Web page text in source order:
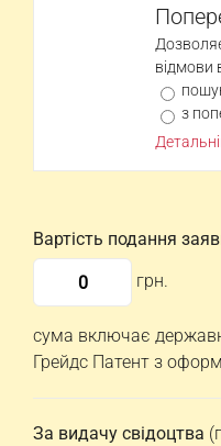
відмови
з
Вартість подання
грн.
сума включає
Грейдс Патент з
За видачу свідоцтва